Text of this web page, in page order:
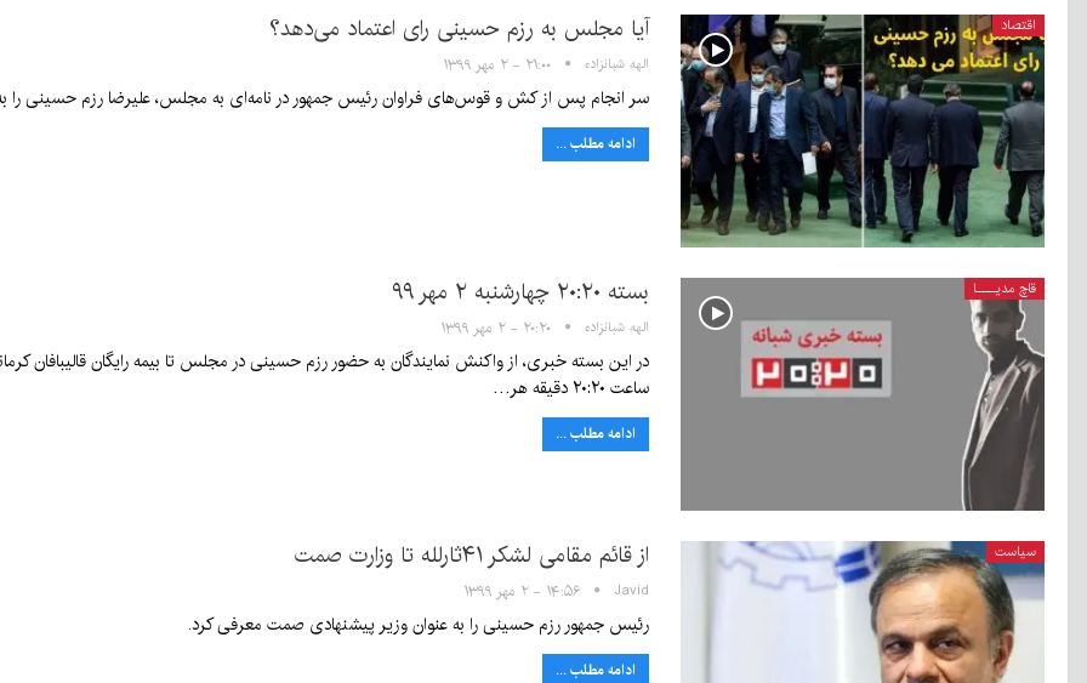
اقتصاد آیا مجلس به رزم حسینی رای اعتماد می‌دهد؟
الهه شبانزاده ۲۱:۰۰ - ۲ مهر ۱۳۹۹
سر انجام پس از کش و قوس‌های فراوان رئیس جمهور در نامه‌ای به مجلس، علیرضا رزم حسینی
ادامه مطلب ...
قاچ مدیــــا بسته ۲۰:۲۰ چهارشنبه ۲ مهر ۹۹
الهه شبانزاده ۲۰:۲۰ - ۲ مهر ۱۳۹۹
در این بسته خبری، از واکنش نمایندگان به حضور رزم حسینی در مجلس تا بیمه رایگان قالیبافان
ساعت ۲۰:۲۰ دقیقه هر…
ادامه مطلب ...
سیاست از قائم مقامی لشکر ۴۱ثارلله تا وزارت صمت
Javid ۱۴:۵۶ - ۲ مهر ۱۳۹۹
رئیس جمهور رزم حسینی را به عنوان وزیر پیشنهادی صمت معرفی کرد.
ادامه مطلب ...